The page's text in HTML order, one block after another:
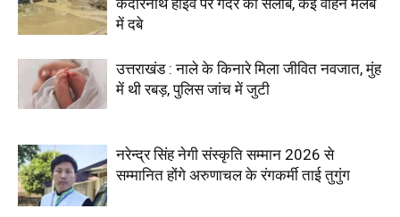
केदारनाथ हाईवे पर गदेरे का सैलाब, कई वाहन मलबे
में दबे
उत्तराखंड : नाले के किनारे मिला जीवित नवजात, मुंह
में थी रबड़, पुलिस जांच में जुटी
नरेन्द्र सिंह नेगी संस्कृति सम्मान 2026 से
सम्मानित होंगे अरुणाचल के रंगकर्मी ताई तुगुंग